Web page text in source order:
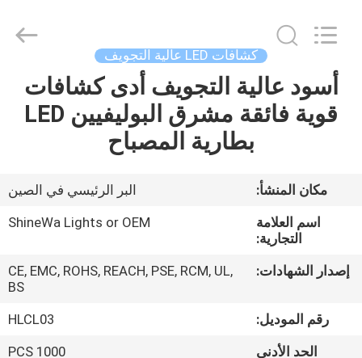
المنزل
فيديوهات
المصنع
Rights
Reserved.
كشافات LED عالية التجويف
أسود عالية التجويف أدى كشافات
قوية فائقة مشرق البوليفيين LED
بطارية المصباح
مكان المنشأ:
البر الرئيسي في الصين
اسم العلامة
التجارية:
ShineWa Lights or OEM
إصدار الشهادات:
CE, EMC, ROHS, REACH, PSE, RCM, UL,
BS
رقم الموديل:
HLCL03
الحد الأدنى
1000 PCS